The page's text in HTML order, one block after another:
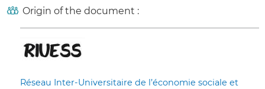
Origin of the document :
Réseau Inter-Universitaire de l’économie sociale et